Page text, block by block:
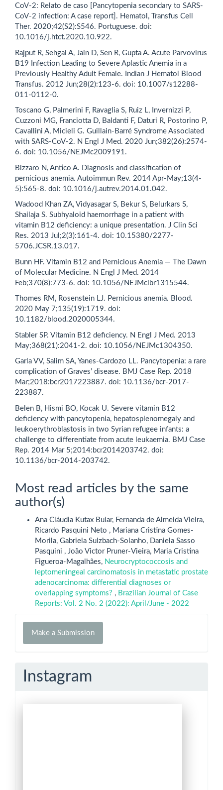
CoV-2: Relato de caso [Pancytopenia secondary to SARS-
CoV-2 infection: A case report]. Hematol, Transfus Cell
Ther. 2020;42(S2):S546. Portuguese. doi:
10.1016/j.htct.2020.10.922.
Rajput R, Sehgal A, Jain D, Sen R, Gupta A. Acute Parvovirus
B19 Infection Leading to Severe Aplastic Anemia in a
Previously Healthy Adult Female. Indian J Hematol Blood
Transfus. 2012 Jun;28(2):123-6. doi: 10.1007/s12288-
011-0112-0.
Toscano G, Palmerini F, Ravaglia S, Ruiz L, Invernizzi P,
Cuzzoni MG, Franciotta D, Baldanti F, Daturi R, Postorino P,
Cavallini A, Micieli G. Guillain-Barré Syndrome Associated
with SARS-CoV-2. N Engl J Med. 2020 Jun;382(26):2574-
6. doi: 10.1056/NEJMc2009191.
Bizzaro N, Antico A. Diagnosis and classification of
pernicious anemia. Autoimmun Rev. 2014 Apr-May;13(4-
5):565-8. doi: 10.1016/j.autrev.2014.01.042.
Wadood Khan ZA, Vidyasagar S, Bekur S, Belurkars S,
Shailaja S. Subhyaloid haemorrhage in a patient with
vitamin B12 deficiency: a unique presentation. J Clin Sci
Res. 2013 Jul;2(3):161-4. doi: 10.15380/2277-
5706.JCSR.13.017.
Bunn HF. Vitamin B12 and Pernicious Anemia — The Dawn
of Molecular Medicine. N Engl J Med. 2014
Feb;370(8):773-6. doi: 10.1056/NEJMcibr1315544.
Thomes RM, Rosenstein LJ. Pernicious anemia. Blood.
2020 May 7;135(19):1719. doi:
10.1182/blood.2020005344.
Stabler SP. Vitamin B12 deficiency. N Engl J Med. 2013
May;368(21):2041-2. doi: 10.1056/NEJMc1304350.
Garla VV, Salim SA, Yanes-Cardozo LL. Pancytopenia: a rare
complication of Graves’ disease. BMJ Case Rep. 2018
Mar;2018:bcr2017223887. doi: 10.1136/bcr-2017-
223887.
Belen B, Hismi BO, Kocak U. Severe vitamin B12
deficiency with pancytopenia, hepatosplenomegaly and
leukoerythroblastosis in two Syrian refugee infants: a
challenge to differentiate from acute leukaemia. BMJ Case
Rep. 2014 Mar 5;2014:bcr2014203742. doi:
10.1136/bcr-2014-203742.
Most read articles by the same
author(s)
Ana Cláudia Kutax Buiar, Fernanda de Almeida Vieira,
Ricardo Pasquini Neto , Mariana Cristina Gomes-
Morila, Gabriela Sulzbach-Solanho, Daniela Sasso
Pasquini , João Victor Pruner-Vieira, Maria Cristina
Figueroa-Magalhães, Neurocryptococcosis and
leptomeningeal carcinomatosis in metastatic prostate
adenocarcinoma: differential diagnoses or
overlapping symptoms? , Brazilian Journal of Case
Reports: Vol. 2 No. 2 (2022): April/June - 2022
Make
Make a Submission
Instagram